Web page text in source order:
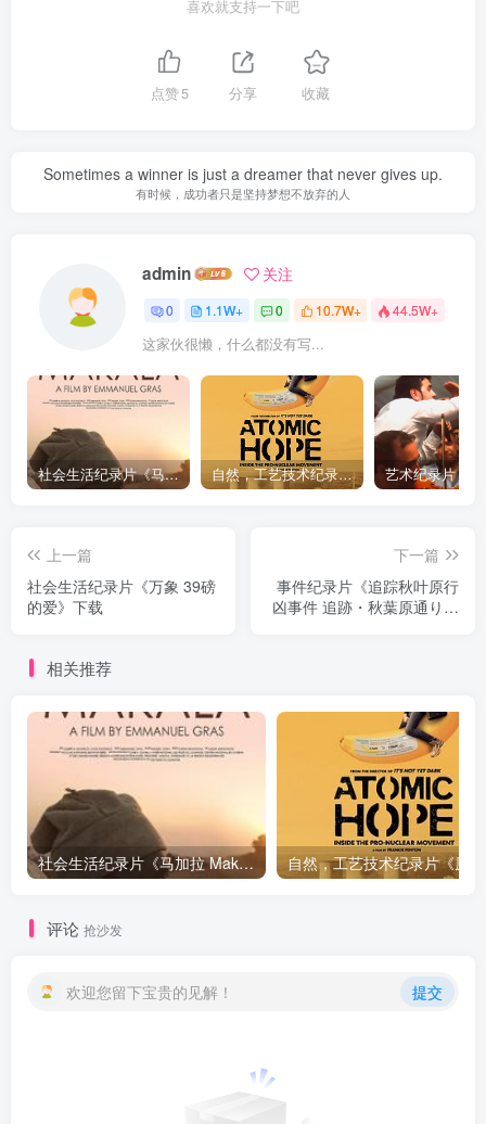
喜欢就支持一下吧
点赞5 分享 收藏
Sometimes a winner is just a dreamer that never gives up.
有时候，成功者只是坚持梦想不放弃的人
admin 关注
0 1.1W+ 0 10.7W+ 44.5W+
这家伙很懒，什么都没有写...
社会生活纪录片《马加拉 Makala》下载 自然，工艺技术纪录片《原子能的希望 Atomic Hope – Inside the Pro-Nuclear Movement》下载
上一篇
社会生活纪录片《万象 39磅
的爱》下载
下一篇
事件纪录片《追踪秋叶原行
凶事件 追跡・秋葉原通り魔
相关推荐
社会生活纪录片《马加拉 Makala》下载
评论 抢沙发
欢迎您留下宝贵的见解！ 提交